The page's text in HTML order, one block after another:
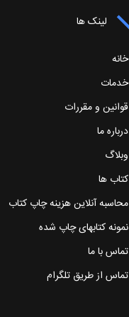
لینک ها
خانه
خدمات
قوانین و مقررات
درباره ما
وبلاگ
کتاب ها
محاسبه آنلاین هزینه چاپ کتاب
نمونه کتابهای چاپ شده
تماس با ما
تماس از طریق تلگرام